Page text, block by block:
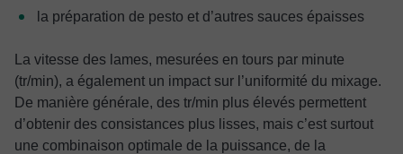
la préparation de pesto et d’autres sauces épaisses
La vitesse des lames, mesurées en tours par minute
(tr/min), a également un impact sur l’uniformité du mixage.
De manière générale, des tr/min plus élevés permettent
d’obtenir des consistances plus lisses, mais c’est surtout
une combinaison optimale de la puissance, de la